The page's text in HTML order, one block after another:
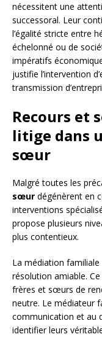
nécessitent une
successoral. Leur
l’égalité stricte entre
échelonné ou de
impératifs
justifie l’intervention
transmission
Recours et
litige dans
sœur
Malgré toutes les
sœur dégénèrent en
interventions
propose plusieurs
plus contentieux.
La médiation
résolution amiable.
frères et sœurs de
neutre. Le médiateur
communication et au
identifier leurs